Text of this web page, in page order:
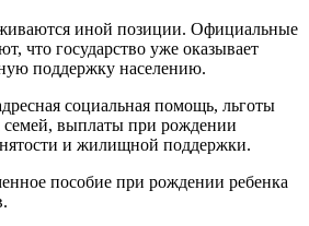
иной позиции. Официальные
что государство уже оказывает
поддержку населению.
социальная помощь, льготы
семей, выплаты при рождении
и жилищной поддержки.
пособие при рождении ребенка